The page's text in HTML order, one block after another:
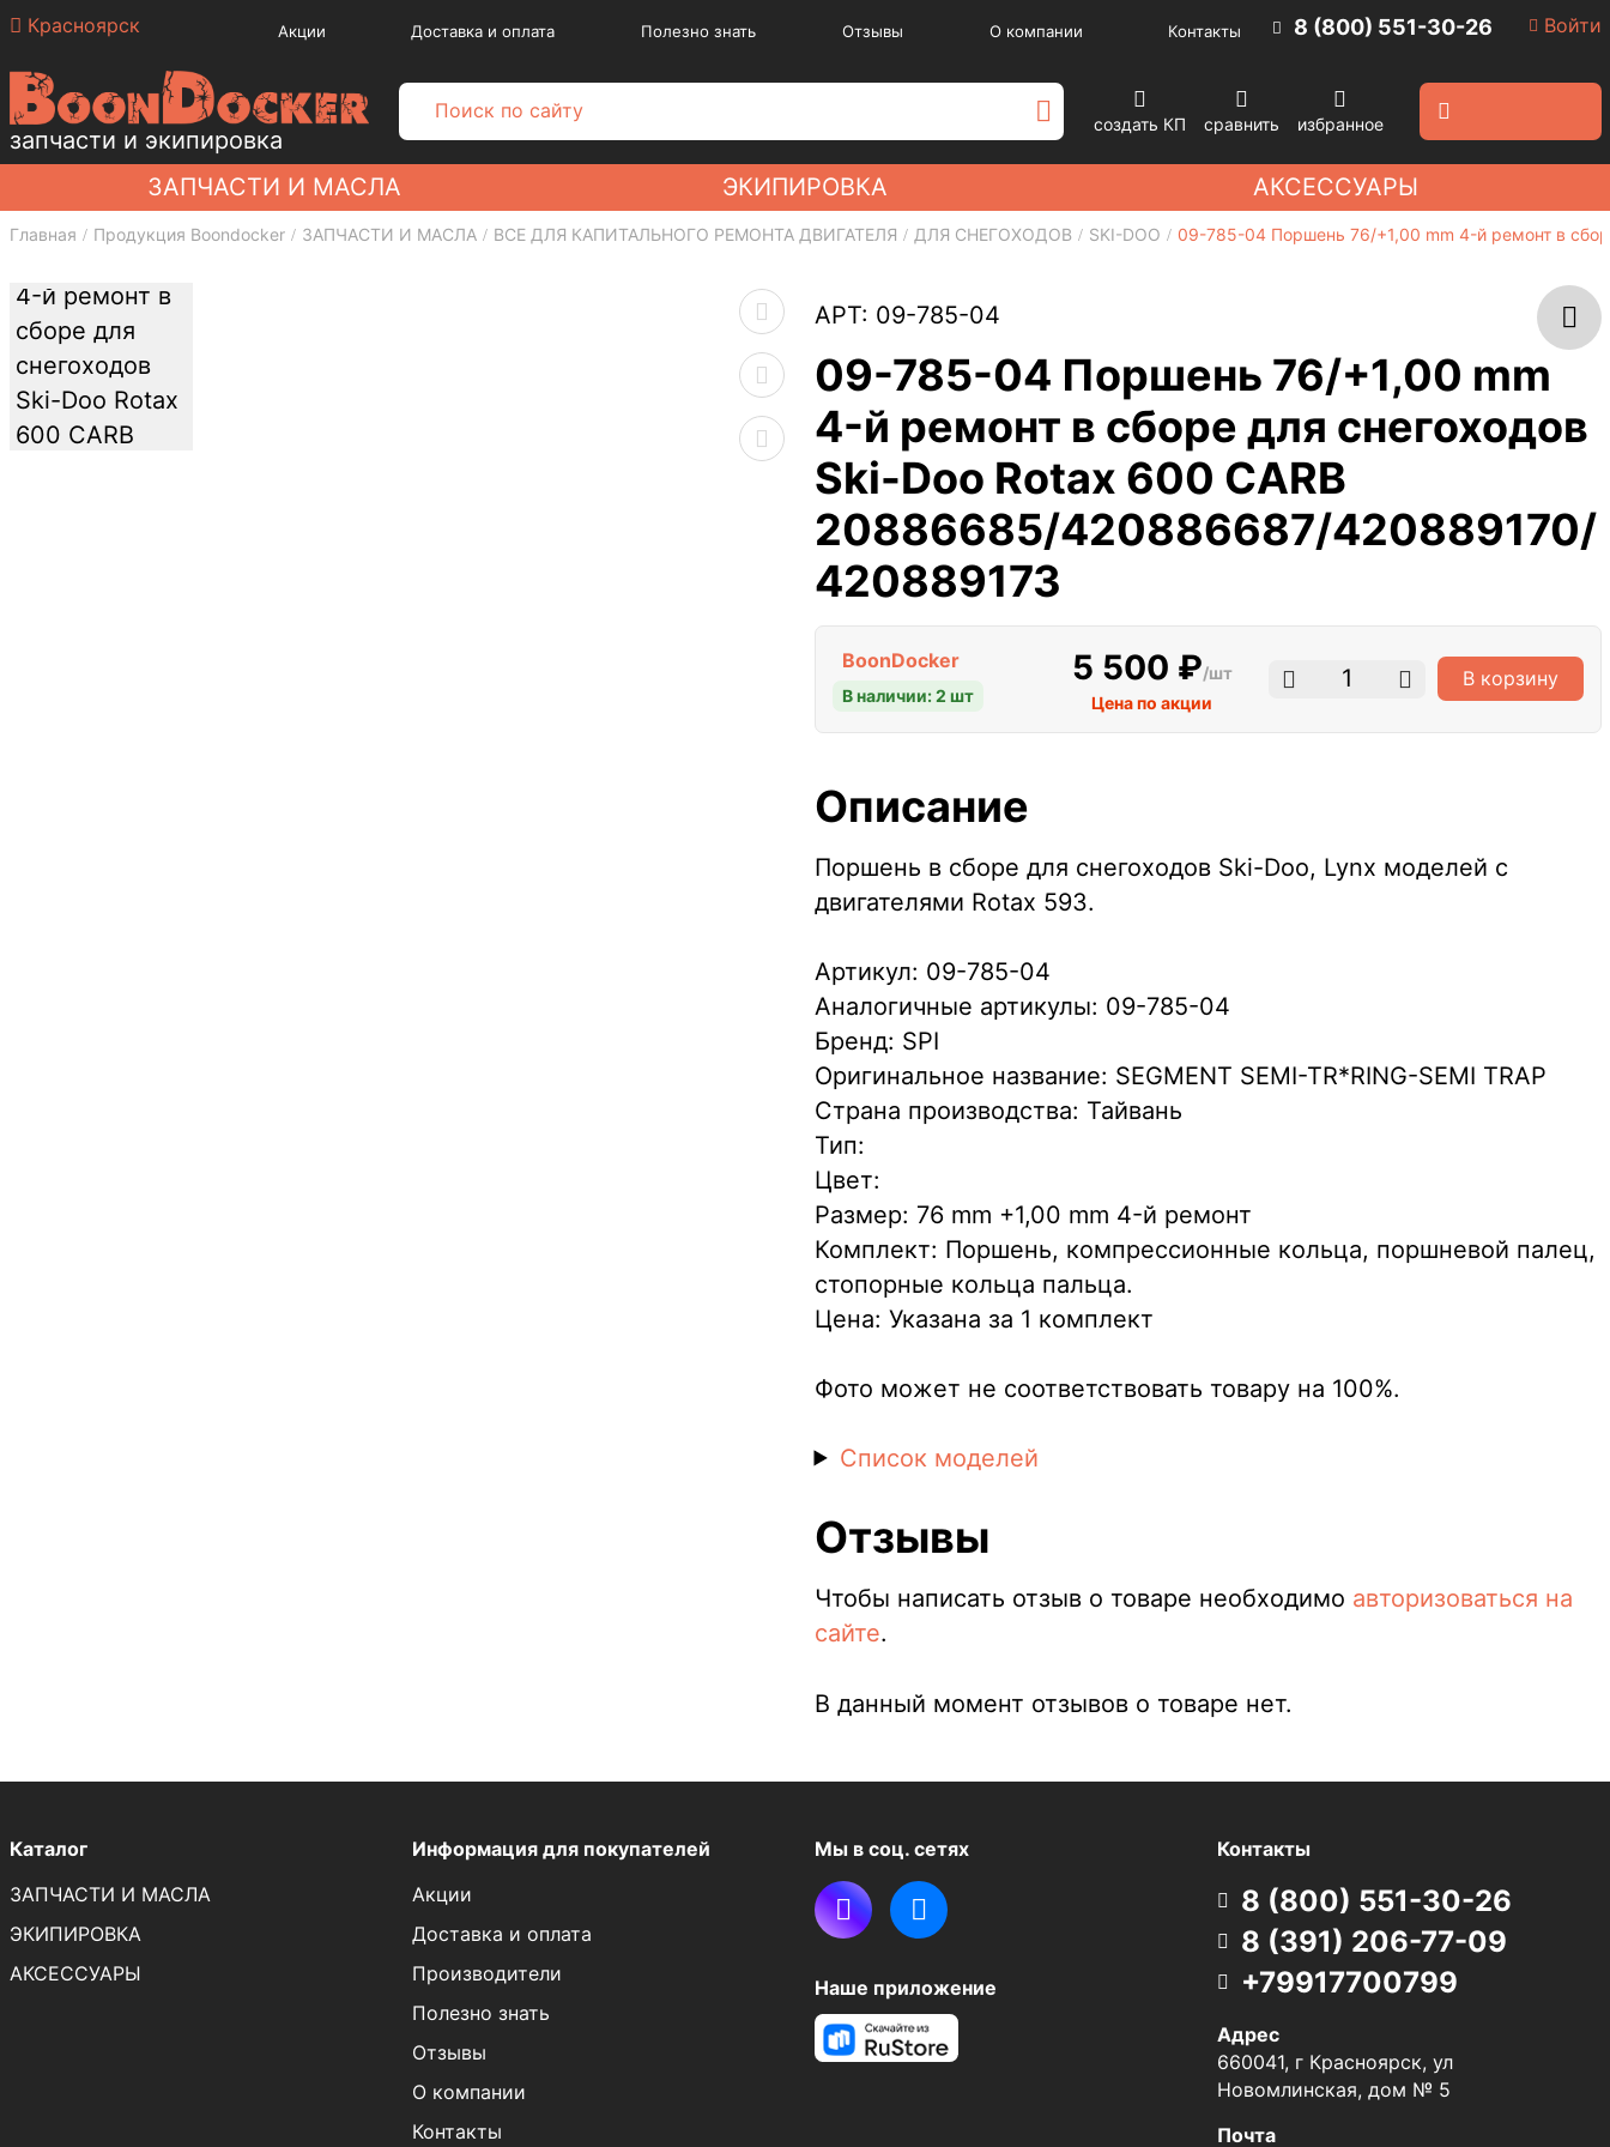
Красноярск Акции Доставка и оплата Полезно знать Отзывы О компании Контакты 8 (800) 551-30-26 Войти
запчасти и экипировка
создать КП сравнить избранное
ЗАПЧАСТИ И МАСЛА ЭКИПИРОВКА АКСЕССУАРЫ
Главная Продукция Boondocker ЗАПЧАСТИ И МАСЛА ВСЕ ДЛЯ КАПИТАЛЬНОГО РЕМОНТА ДВИГАТЕЛЯ ДЛЯ СНЕГОХОДОВ SKI-DOO 09-785-04 Поршень 76/+1,00 mm 4-й ремонт в
АРТ: 09-785-04
09-785-04 Поршень 76/+1,00 mm
4-й ремонт в сборе для снегоходов
Ski-Doo Rotax 600 CARB
20886685/420886687/420889170/
420889173
BoonDocker
В наличии: 2 шт
5 500 ₽/шт
Цена по акции
В корзину
Описание
Поршень в сборе для снегоходов Ski-Doo, Lynx моделей с
двигателями Rotax 593.
Артикул: 09-785-04
Аналогичные артикулы: 09-785-04
Бренд: SPI
Оригинальное название: SEGMENT SEMI-TR*RING-SEMI TRAP
Страна производства: Тайвань
Тип:
Цвет:
Размер: 76 mm +1,00 mm 4-й ремонт
Комплект: Поршень, компрессионные кольца, поршневой палец,
стопорные кольца пальца.
Цена: Указана за 1 комплект
Фото может не соответствовать товару на 100%.
Список моделей
Отзывы
Чтобы написать отзыв о товаре необходимо авторизоваться на
сайте.
В данный момент отзывов о товаре нет.
Каталог
ЗАПЧАСТИ И МАСЛА
ЭКИПИРОВКА
АКСЕССУАРЫ
Информация для покупателей
Акции
Доставка и оплата
Производители
Полезно знать
Отзывы
О компании
Контакты
Мы в соц. сетях
Наше приложение
Контакты
8 (800) 551-30-26
8 (391) 206-77-09
+79917700799
Адрес
660041, г Красноярск, ул
Новомлинская, дом № 5
Почта